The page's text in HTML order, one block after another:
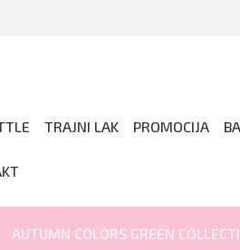
TRAJNI LAK PROMOCIJA
AUTUMN COLORS GREEN